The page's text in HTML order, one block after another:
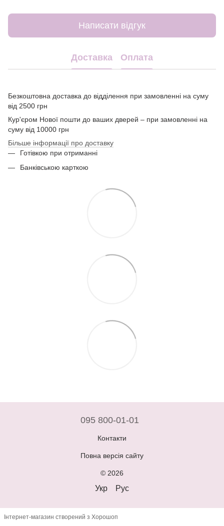
Написати відгук
Доставка Оплата
Безкоштовна доставка до відділення при замовленні на суму
від 2500 грн
Кур'єром Нової пошти до ваших дверей – при замовленні на
суму від 10000 грн
Більше інформації про доставку
Готівкою при отриманні
Банківською карткою
095 800-01-01
Контакти
Повна версія сайту
© 2026
Укр Рус
Інтернет-магазин створений з Хорошоп